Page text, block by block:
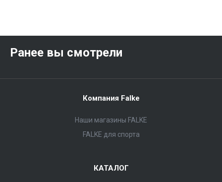
Ранее вы смотрели
Компания Falke
Наши магазины FALKE
FALKE для спорта
КАТАЛОГ